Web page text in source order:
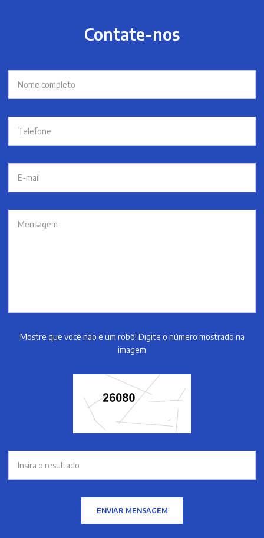
Contate-nos
Mostre que você não é um robô! Digite o número mostrado na
imagem
ENVIAR MENSAGEM